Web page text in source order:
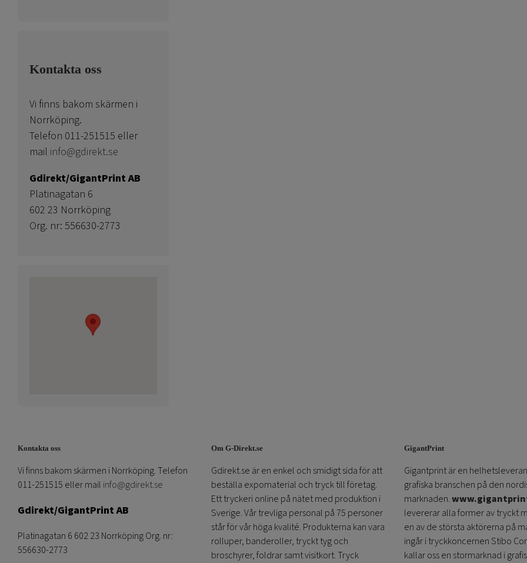
Kontakta oss
Vi finns bakom skärmen i
Norrköping.
Telefon 011-251515 eller
mail info@gdirekt.se
Gdirekt/GigantPrint AB
Platinagatan 6
602 23 Norrköping
Org. nr: 556630-2773
Kontakta oss
Vi finns bakom skärmen i Norrköping. Telefon
011-251515 eller mail info@gdirekt.se
Gdirekt/GigantPrint AB
Platinagatan 6 602 23 Norrköping Org. nr:
556630-2773
Om G-Direkt.se
Gdirekt.se är en enkel och smidigt sida för att
beställa expomaterial och tryck till företag.
Ett tryckeri online på nätet med produktion i
Sverige. Vår trevliga personal på 75 personer
står för vår höga kvalité. Produkterna kan vara
rolluper, banderoller, tryckt tyg och
broschyrer, foldrar samt visitkort. Tryck
GigantPrint
Gigantprint är en
grafiska branschen på den
marknaden.
levererar alla former av tryckt
en av de största aktörerna på
ingår i tryckkoncernen Stibo
kallar oss en stormarknad i